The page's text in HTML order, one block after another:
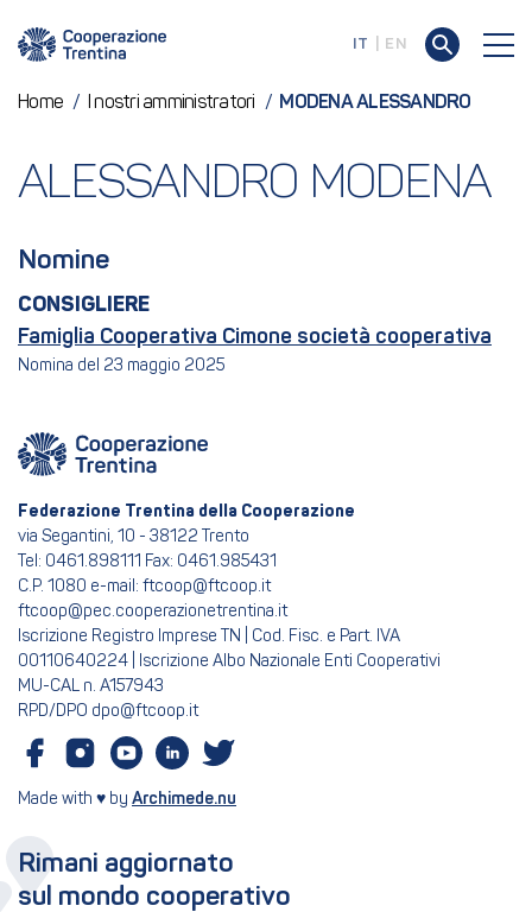
IT EN
Home / I nostri amministratori / MODENA ALESSANDRO
ALESSANDRO MODENA
Nomine
CONSIGLIERE
Famiglia Cooperativa Cimone società cooperativa
Nomina del 23 maggio 2025
Federazione Trentina della Cooperazione
via Segantini, 10 - 38122 Trento
Tel: 0461.898111 Fax: 0461.985431
C.P. 1080 e-mail: ftcoop@ftcoop.it
ftcoop@pec.cooperazionetrentina.it
Iscrizione Registro Imprese TN | Cod. Fisc. e Part. IVA
00110640224 | Iscrizione Albo Nazionale Enti Cooperativi
MU-CAL n. A157943
RPD/DPO dpo@ftcoop.it
Made with ♥ by Archimede.nu
Rimani aggiornato
sul mondo cooperativo